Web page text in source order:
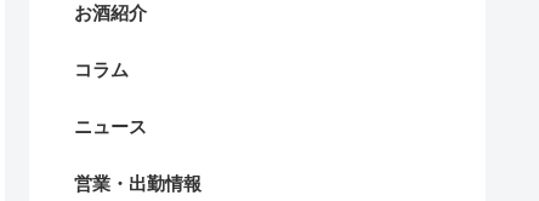
お酒紹介
コラム
ニュース
営業・出勤情報